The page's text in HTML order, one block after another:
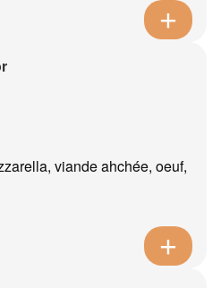
viande ahchée, oeuf,